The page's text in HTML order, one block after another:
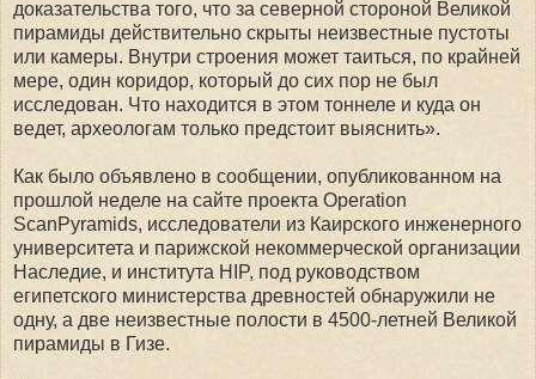
доказательства того, что за северной стороной Великой
пирамиды действительно скрыты неизвестные пустоты
или камеры. Внутри строения может таиться, по крайней
мере, один коридор, который до сих пор не был
исследован. Что находится в этом тоннеле и куда он
ведет, археологам только предстоит выяснить».
Как было объявлено в сообщении, опубликованном на
прошлой неделе на сайте проекта Operation
ScanPyramids, исследователи из Каирского инженерного
университета и парижской некоммерческой организации
Наследие, и института HIP, под руководством
египетского министерства древностей обнаружили не
одну, а две неизвестные полости в 4500-летней Великой
пирамиды в Гизе.